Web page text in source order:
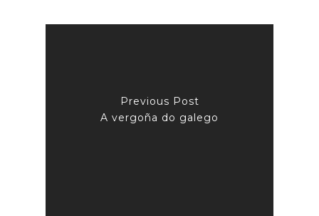
Previous Post
A vergoña do galego